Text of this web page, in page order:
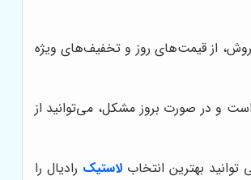
از قیمت‌های روز و تخفیف‌های ویژه
و در صورت بروز مشکل، می‌توانید از
لاستیک رادیال را